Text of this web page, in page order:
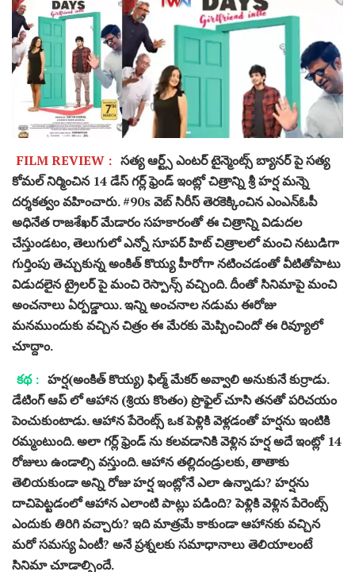
FILM REVIEW : సత్య ఆర్ట్స్ ఎంటర్ టైన్మెంట్స్ బ్యానర్ పై సత్య
కోమల్ నిర్మించిన 14 డేస్ గర్ల్ ఫ్రెండ్ ఇంట్లో చిత్రాన్ని శ్రీ హర్ష మన్నె
దర్శకత్వం వహించారు. #90s వెబ్ సిరీస్ తెరకెక్కించిన ఎంఎన్ఓపీ
అధినేత రాజశేఖర్ మేడారం సహకారంతో ఈ చిత్రాన్ని విడుదల
చేస్తుండటం, తెలుగులో ఎన్నో సూపర్ హిట్ చిత్రాలలో మంచి నటుడిగా
గుర్తింపు తెచ్చుకున్న అంకిత్ కొయ్య హీరోగా నటించడంతో వీటితోపాటు
విడుదలైన ట్రైలర్ పై మంచి రెస్పాన్స్ వచ్చింది. దీంతో సినిమాపై మంచి
అంచనాలు ఏర్పడ్డాయి. ఇన్ని అంచనాల నడుమ ఈరోజు
మనముందుకు వచ్చిన చిత్రం ఈ మేరకు మెప్పించిందో ఈ రివ్యూలో
చూద్దాం.
కథ : హర్ష(అంకిత్ కొయ్య) ఫిల్మ్ మేకర్ అవ్వాలి అనుకునే కుర్రాడు.
డేటింగ్ ఆప్ లో ఆహాన (శ్రియ కొంతం) ప్రొఫైల్ చూసి తనతో పరిచయం
పెంచుకుంటాడు. ఆహాన పేరెంట్స్ ఒక పెళ్లికి వెళ్లడంతో హర్షను ఇంటికి
రమ్మంటుంది. అలా గర్ల్ ఫ్రెండ్ ను కలవడానికి వెళ్లిన హర్ష అదే ఇంట్లో 14
రోజులు ఉండాల్సి వస్తుంది. ఆహాన తల్లిదండ్రులకు, తాతాకు
తెలియకుండా అన్ని రోజు హర్ష ఇంట్లోనే ఎలా ఉన్నాడు? హర్షను
దాచిపెట్టడంలో ఆహాన ఎలాంటి పాట్లు పడింది? పెళ్లికి వెళ్లిన పేరెంట్స్
ఎందుకు తిరిగి వచ్చారు? ఇది మాత్రమే కాకుండా ఆహానకు వచ్చిన
మరో సమస్య ఏంటీ? అనే ప్రశ్నలకు సమాధానాలు తెలియాలంటే
సినిమా చూడాల్సిందే.